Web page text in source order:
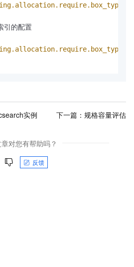
实例 下一篇： 规格容量评估
对您有帮助吗？
反馈